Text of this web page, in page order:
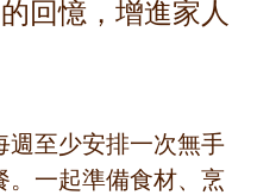
回憶，增進家人
週至少安排一次無手
。一起準備食材、烹